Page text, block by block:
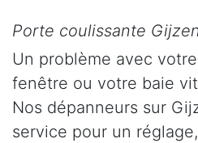
Porte coulissante
Un problème avec
fenêtre ou votre baie
Nos dépanneurs sur
service pour un